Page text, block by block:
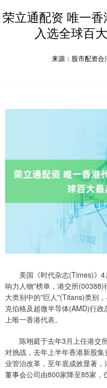
荣立通配资 唯一
入选全球百
来源：股市配资合
美国《时代杂志(Times)》4
响力人物"榜单，港交所
大类别中的"巨人"(Titans)类别
克伯格及超微半导体(AMD)行
上唯一香港代表。
陈翊庭于去年3月上任港交
对挑战，去年上半年香港新股
业管治改革，至年底成效显著
董事会公司由800家降至85家，